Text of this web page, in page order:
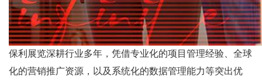
保利展览深耕行业多年，凭借专业化的项目管理经验、全球
化的营销推广资源，以及系统化的数据管理能力等突出优